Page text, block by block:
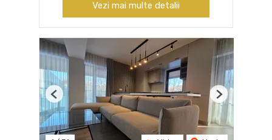
Vezi mai multe detalii
Previous Next